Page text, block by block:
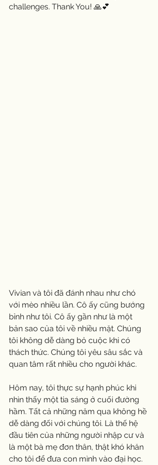
challenges. Thank You! 🙏💕
Vivian và tôi đã đánh nhau như chó
với mèo nhiều lần. Cô ấy cũng bướng
bỉnh như tôi. Cô ấy gần như là một
bản sao của tôi về nhiều mặt. Chúng
tôi không dễ dàng bỏ cuộc khi có
thách thức. Chúng tôi yêu sâu sắc và
quan tâm rất nhiều cho người khác.
Hôm nay, tôi thực sự hạnh phúc khi
nhìn thấy một tia sáng ở cuối đường
hầm. Tất cả những năm qua không hề
dễ dàng đối với chúng tôi. Là thế hệ
đầu tiên của những người nhập cư và
là một bà mẹ đơn thân, thật khó khăn
cho tôi để đưa con mình vào đại học.